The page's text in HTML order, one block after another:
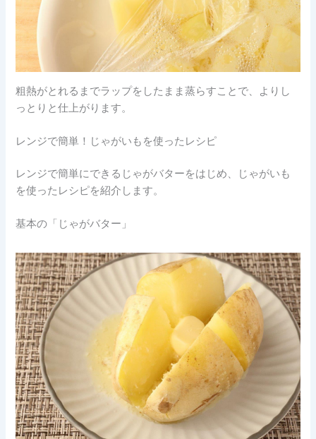
粗熱がとれるまでラップをしたまま蒸らすことで、よりし
っとりと仕上がります。
レンジで簡単！じゃがいもを使ったレシピ
レンジで簡単にできるじゃがバターをはじめ、じゃがいも
を使ったレシピを紹介します。
基本の「じゃがバター」